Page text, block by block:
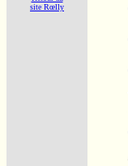
site Rœlly